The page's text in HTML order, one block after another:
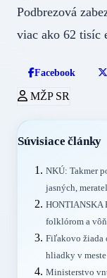
Podbrezová
viac ako 62 tisíc
Facebook
MŽP SR
Súvisiace články
NKÚ: Takmer
jasných,
HONTIANSKA
folklórom a
Fiľakovo žiada
hliadky v
Ministerstvo